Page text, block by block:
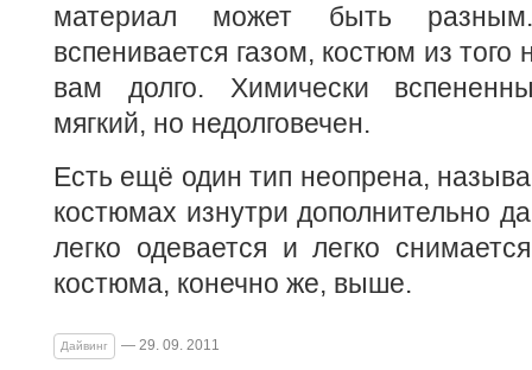
материал может быть
вспенивается газом, костюм из того
вам долго. Химически
мягкий, но недолговечен.
Есть ещё один тип неопрена,
костюмах изнутри дополнительно
легко одевается и легко
костюма, конечно же, выше.
Дайвинг — 29. 09. 2011